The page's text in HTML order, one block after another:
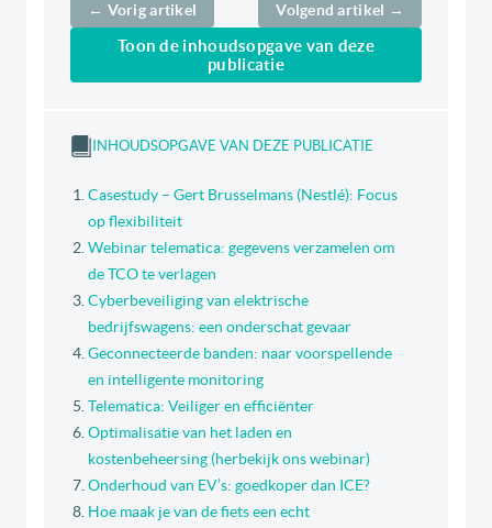
← Vorig artikel
Volgend artikel →
Toon de inhoudsopgave van deze
publicatie
INHOUDSOPGAVE VAN DEZE PUBLICATIE
Casestudy – Gert Brusselmans (Nestlé): Focus
op flexibiliteit
Webinar telematica: gegevens verzamelen om
de TCO te verlagen
Cyberbeveiliging van elektrische
bedrijfswagens: een onderschat gevaar
Geconnecteerde banden: naar voorspellende
en intelligente monitoring
Telematica: Veiliger en efficiënter
Optimalisatie van het laden en
kostenbeheersing (herbekijk ons webinar)
Onderhoud van EV’s: goedkoper dan ICE?
Hoe maak je van de fiets een echt